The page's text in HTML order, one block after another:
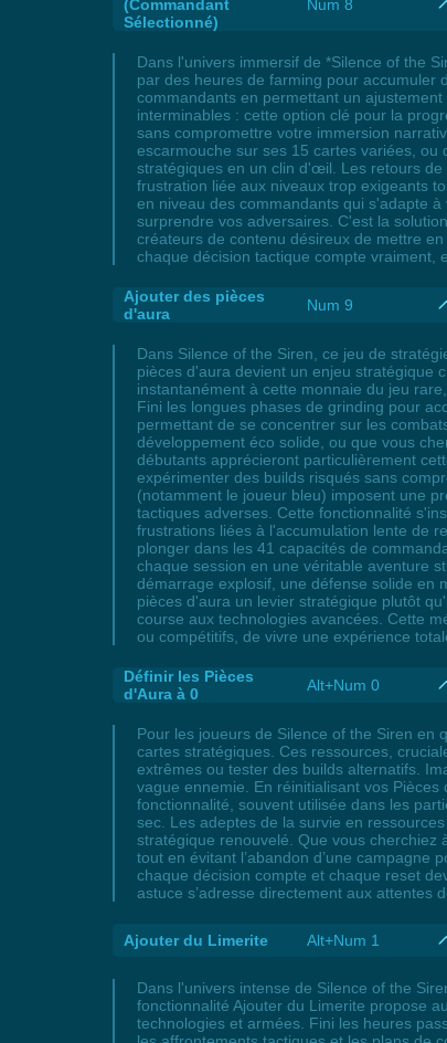
(Commandant
Sélectionné)
Num 8
Dans l'univers immersif de *Silence of the
par des heures de farming pour accumuler
commandants en permettant un
interminables : cette option clé pour la
sans compromettre votre immersion
escarmouche sur ses 15 cartes variées,
stratégiques en un clin d'œil. Les retours
frustration liée aux niveaux trop exigeants
en niveau des commandants qui s'adapte
surprendre vos adversaires. C'est la
créateurs de contenu désireux de mettre
chaque décision tactique compte vraiment,
Ajouter des pièces
d'aura
Num 9
Dans Silence of the Siren, ce jeu de
pièces d'aura devient un enjeu stratégique
instantanément à cette monnaie du jeu
Fini les longues phases de grinding pour
permettant de se concentrer sur les
développement éco solide, ou que vous
débutants apprécieront particulièrement
expérimenter des builds risqués sans
(notamment le joueur bleu) imposent une
tactiques adverses. Cette fonctionnalité
frustrations liées à l'accumulation lente de
plonger dans les 41 capacités de
chaque session en une véritable aventure
démarrage explosif, une défense solide en
pièces d'aura un levier stratégique plutôt
course aux technologies avancées. Cette
ou compétitifs, de vivre une expérience
Définir les Pièces
d'Aura à 0
Alt+Num 0
Pour les joueurs de Silence of the Siren en
cartes stratégiques. Ces ressources,
extrêmes ou tester des builds alternatifs.
vague ennemie. En réinitialisant vos
fonctionnalité, souvent utilisée dans les
sec. Les adeptes de la survie en
stratégique renouvelé. Que vous cherchiez
tout en évitant l’abandon d’une campagne
chaque décision compte et chaque reset
astuce s’adresse directement aux attentes
Ajouter du Limerite Alt+Num 1
Dans l'univers intense de Silence of the
fonctionnalité Ajouter du Limerite propose
technologies et armées. Fini les heures